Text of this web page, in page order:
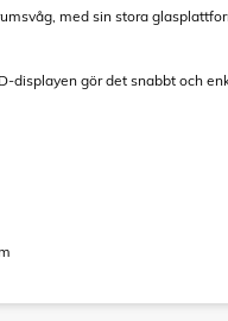
med sin stora
displayen gör det snabbt och